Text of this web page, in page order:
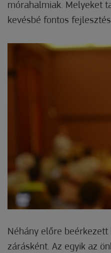
mórahalmiak. Melyeket
kevésbé fontos
Néhány előre
zárásként. Az egyik az